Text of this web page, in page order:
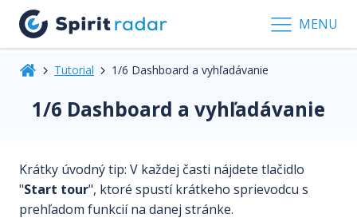
MENU
Tutorial 1/6 Dashboard a vyhľadávanie
1/6 Dashboard a vyhľadávanie
Krátky úvodný tip: V každej časti nájdete tlačidlo
"Start tour", ktoré spustí krátkeho sprievodcu s
prehľadom funkcií na danej stránke.